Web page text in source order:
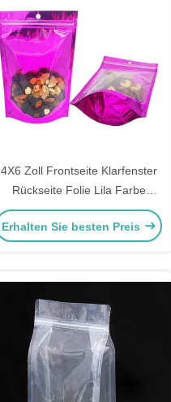
4X6 Zoll Frontseite Klarfenster
Rückseite Folie Lila Farbe
Stehen Sie auf Mylar Tasche
Taschen mit Ziplock für
Erhalten Sie besten Preis